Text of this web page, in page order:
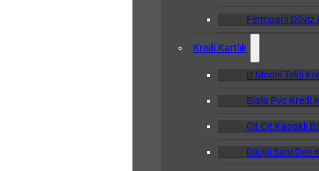
Fermuarlı Döviz
Kredi Kartlık
U Model Tekli
Biala Pvc Kredi
Çıt Çıt Kapaklı
Dikişli Suni Deri